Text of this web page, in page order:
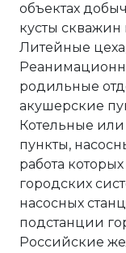
объектах
кусты
Литейные
родильные
акушерские
Котельные
пункты,
работа
городских
насосных
подстанции
Российские